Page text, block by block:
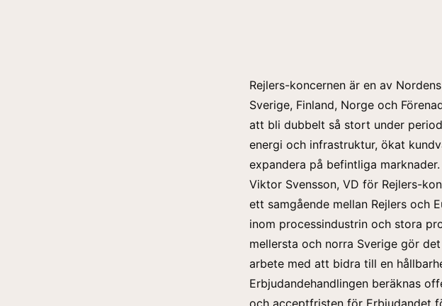
Rejlers-koncernen är en av
Sverige, Finland, Norge och
att bli dubbelt så stort under
energi och infrastruktur, ökat
expandera på befintliga marknader.
Viktor Svensson, VD för Rejlers-
ett samgående mellan Rejlers och
inom processindustrin och stora
mellersta och norra Sverige gör
arbete med att bidra till en
Erbjudandehandlingen beräknas
och acceptfristen för Erbjudandet